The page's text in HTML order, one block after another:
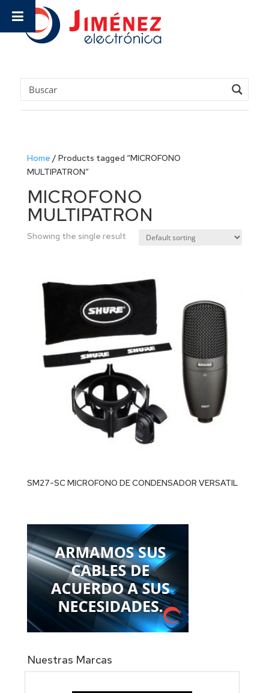
Home / Products tagged “MICROFONO
MULTIPATRON”
MICROFONO
MULTIPATRON
Showing the single result
SM27-SC MICROFONO DE CONDENSADOR VERSATIL
Nuestras Marcas